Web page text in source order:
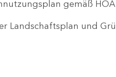
gemäß
Landschaftsplan und